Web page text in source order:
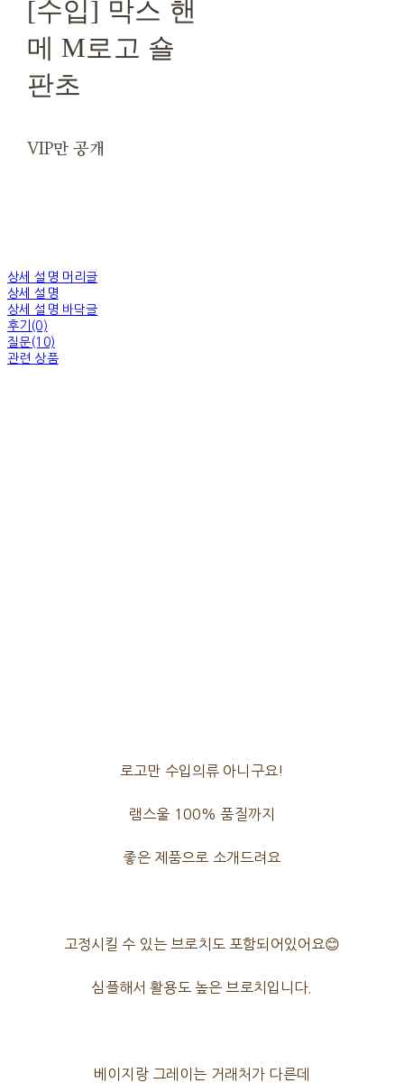
[수입] 막스 핸
메 M로고 숄
판초
VIP만 공개
상세 설명 머리글
상세 설명
상세 설명 바닥글
후기(0)
질문(10)
관련 상품
로고만 수입의류 아니구요!
램스울 100% 품질까지
좋은 제품으로 소개드려요
고정시킬 수 있는 브로치도 포함되어있어요😊
심플해서 활용도 높은 브로치입니다.
베이지랑 그레이는 거래처가 다른데